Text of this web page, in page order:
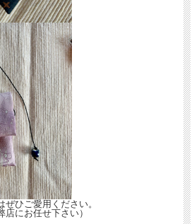
ひご愛用ください。
店にお任せ下さい）